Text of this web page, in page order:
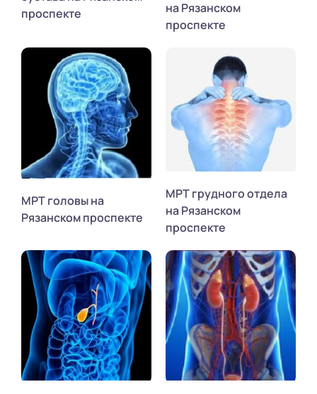
проспекте
на Рязанском
проспекте
МРТ головы на
Рязанском проспекте
МРТ грудного отдела
на Рязанском
проспекте